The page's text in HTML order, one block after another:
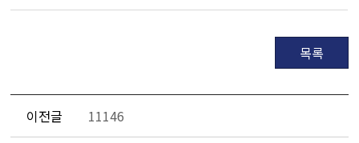
목록
이전글 11146